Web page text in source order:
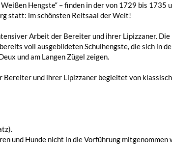
Hengste“ – finden in der von 1729 bis 1735
statt: im schönsten Reitsaal der Welt!
Arbeit der Bereiter und ihrer Lipizzaner. Die
voll ausgebildeten Schulhengste, die sich in
und am Langen Zügel zeigen.
Bereiter und ihrer Lipizzaner begleitet von
und Hunde nicht in die Vorführung mitgenommen